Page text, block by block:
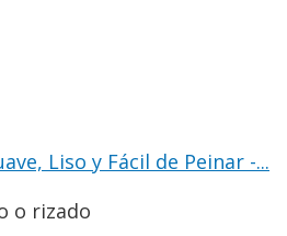
Liso y Fácil de Peinar -...
o rizado